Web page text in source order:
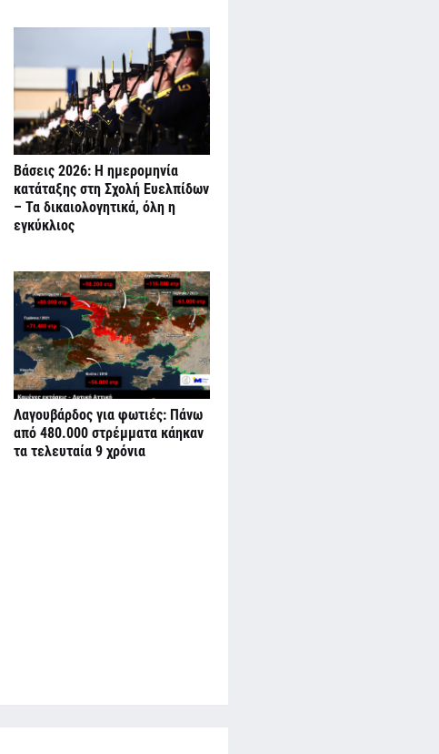
Βάσεις 2026: Η ημερομηνία
κατάταξης στη Σχολή Ευελπίδων
– Τα δικαιολογητικά, όλη η
εγκύκλιος
Λαγουβάρδος για φωτιές: Πάνω
από 480.000 στρέμματα κάηκαν
τα τελευταία 9 χρόνια